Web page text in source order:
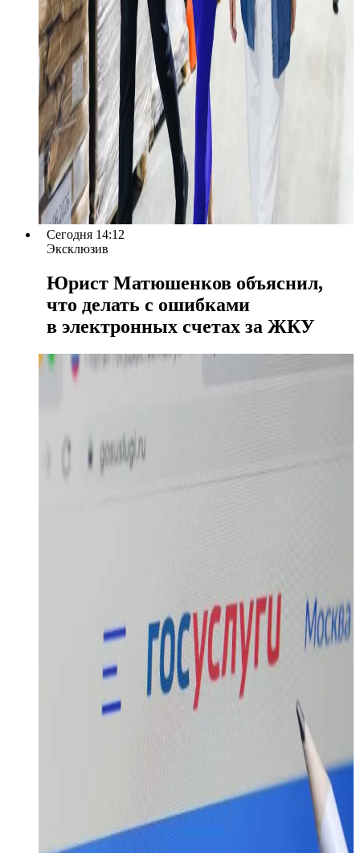
Сегодня 14:12
Эксклюзив
Юрист Матюшенков объяснил,
что делать с ошибками
в электронных счетах за ЖКУ